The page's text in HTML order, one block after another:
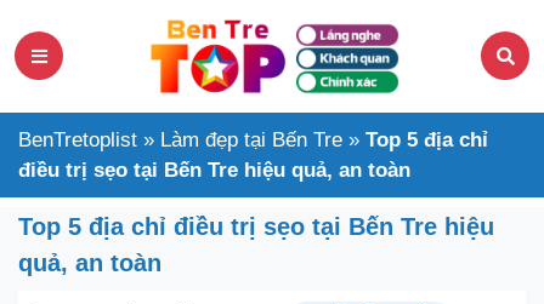
BenTretoplist » Làm đẹp tại Bến Tre » Top 5 địa chỉ
điều trị sẹo tại Bến Tre hiệu quả, an toàn
Top 5 địa chỉ điều trị sẹo tại Bến Tre hiệu
quả, an toàn